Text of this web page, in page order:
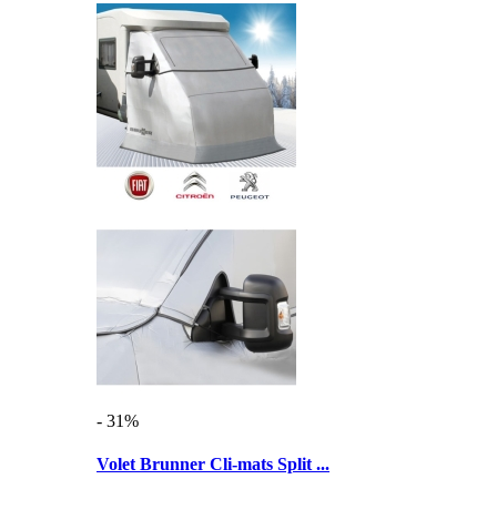
- 31%
Volet Brunner Cli-mats Split ...